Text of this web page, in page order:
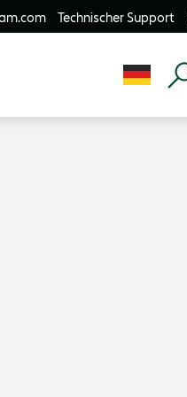
Technischer Support